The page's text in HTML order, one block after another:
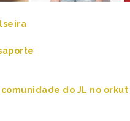
comunidade do JL no orkut!